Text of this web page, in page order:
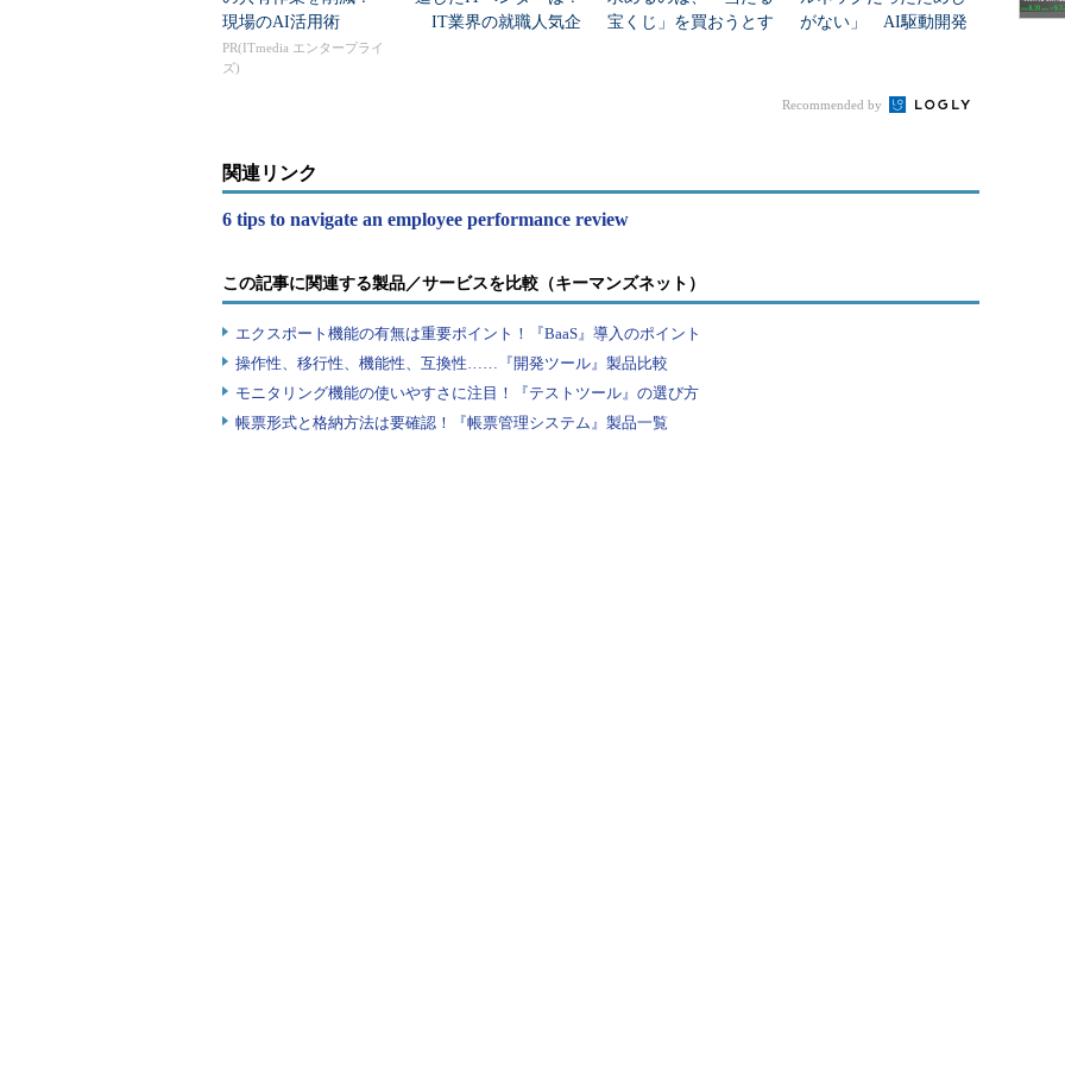
現場のAI活用術
PR(ITmedia エンタープライ
ズ)
IT業界の就職人気企
宝くじ」を買おうとす
がない」 AI駆動開発
Recommended by
関連リンク
6 tips to navigate an employee performance review
この記事に関連する製品／サービスを比較（キーマンズネット）
エクスポート機能の有無は重要ポイント！『BaaS』導入のポイント
操作性、移行性、機能性、互換性……『開発ツール』製品比較
モニタリング機能の使いやすさに注目！『テストツール』の選び方
帳票形式と格納方法は要確認！『帳票管理システム』製品一覧